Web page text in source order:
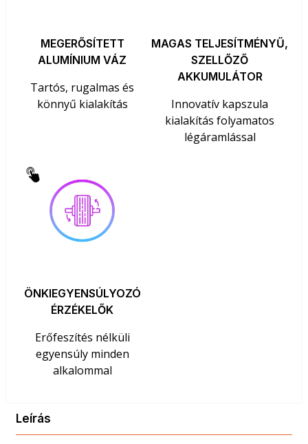
MEGERŐSÍTETT
ALUMÍNIUM VÁZ
Tartós, rugalmas és
könnyű kialakítás
MAGAS TELJESÍTMÉNYŰ,
SZELLŐZŐ
AKKUMULÁTOR
Innovatív kapszula
kialakítás folyamatos
légáramlással
ÖNKIEGYENSÚLYOZÓ
ÉRZÉKELŐK
Erőfeszítés nélküli
egyensúly minden
alkalommal
Leírás